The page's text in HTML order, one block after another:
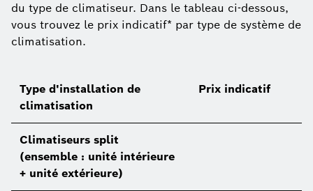
du type de climatiseur. Dans le tableau ci-dessous,
vous trouvez le prix indicatif* par type de système de
climatisation.
Type d'installation de
climatisation
Prix indicatif
Climatiseurs split
(ensemble : unité intérieure
+ unité extérieure)